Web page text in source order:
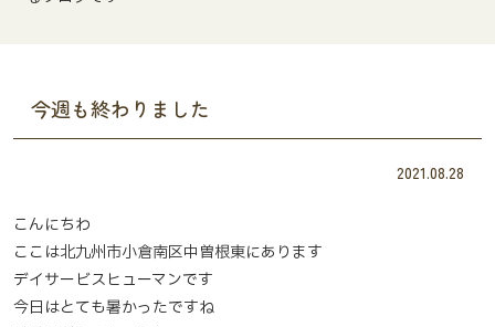
今週も終わりました
2021.08.28
こんにちわ
ここは北九州市小倉南区中曽根東にあります
デイサービスヒューマンです
今日はとても暑かったですね